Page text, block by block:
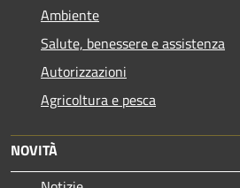
Ambiente
Salute, benessere e assistenza
Autorizzazioni
Agricoltura e pesca
NOVITÀ